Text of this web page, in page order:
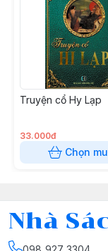
Truyện cổ Hy Lạp
33.000đ
Chọn
Nhà